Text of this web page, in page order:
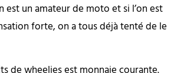
est un amateur de moto et si l’on est
forte, on a tous déjà tenté de le